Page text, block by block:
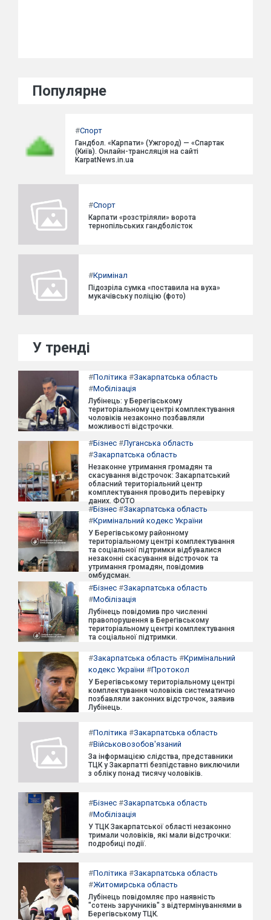
Популярне
#Спорт
Гандбол. «Карпати» (Ужгород) — «Спартак
(Київ). Онлайн-трансляція на сайті
KarpatNews.in.ua
#Спорт
Карпати «розстріляли» ворота
тернопільських гандболісток
#Кримінал
Підозріла сумка «поставила на вуха»
мукачівську поліцію (фото)
У тренді
#Політика #Закарпатська область
#Мобілізація
Лубінець: у Берегівському
територіальному центрі комплектування
чоловіків незаконно позбавляли
можливості відстрочки.
#Бізнес #Луганська область
#Закарпатська область
Незаконне утримання громадян та
скасування відстрочок: Закарпатський
обласний територіальний центр
комплектування проводить перевірку
даних. ФОТО
#Бізнес #Закарпатська область
#Кримінальний кодекс України
У Берегівському районному
територіальному центрі комплектування
та соціальної підтримки відбувалися
незаконні скасування відстрочок та
утримання громадян, повідомив
омбудсман.
#Бізнес #Закарпатська область
#Мобілізація
Лубінець повідомив про численні
правопорушення в Берегівському
територіальному центрі комплектування
та соціальної підтримки.
#Закарпатська область #Кримінальний
кодекс України #Протокол
У Берегівському територіальному центрі
комплектування чоловіків систематично
позбавляли законних відстрочок, заявив
Лубінець.
#Політика #Закарпатська область
#Військовозобов'язаний
За інформацією слідства, представники
ТЦК у Закарпатті безпідставно виключили
з обліку понад тисячу чоловіків.
#Бізнес #Закарпатська область
#Мобілізація
У ТЦК Закарпатської області незаконно
тримали чоловіків, які мали відстрочки:
подробиці події.
#Політика #Закарпатська область
#Житомирська область
Лубінець повідомляє про наявність
"сотень заручників" з відтермінуваннями в
Берегівському ТЦК.